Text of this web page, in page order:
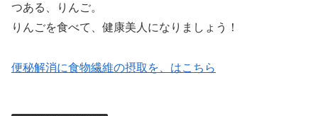
つある、りんご。
りんごを食べて、健康美人になりましょう！
便秘解消に食物繊維の摂取を、はこちら